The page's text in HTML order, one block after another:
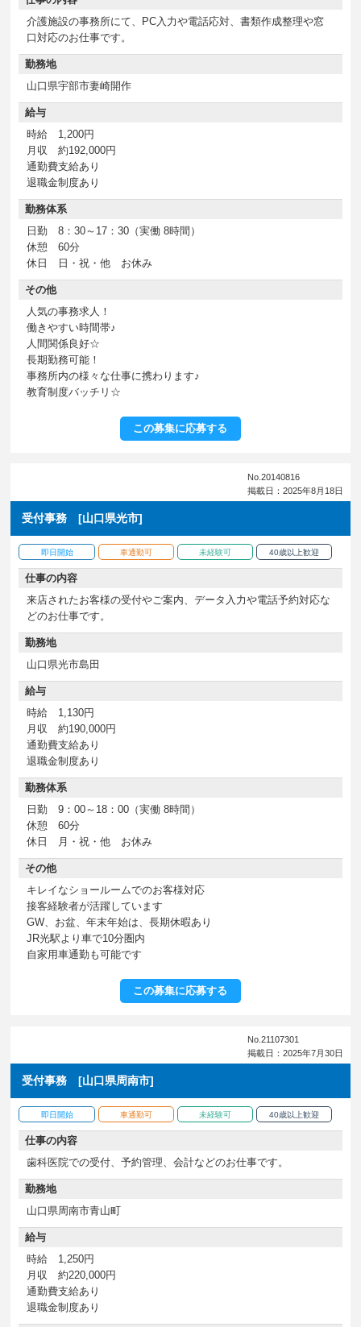
介護施設の事務所にて、PC入力や電話応対、書類作成整理や窓
口対応のお仕事です。
勤務地
山口県宇部市妻崎開作
給与
時給 1,200円
月収 約192,000円
通勤費支給あり
退職金制度あり
勤務体系
日勤 8：30～17：30（実働 8時間）
休憩 60分
休日 日・祝・他 お休み
その他
人気の事務求人！
働きやすい時間帯♪
人間関係良好☆
長期勤務可能！
事務所内の様々な仕事に携わります♪
教育制度バッチリ☆
この募集に応募する
No.20140816
掲載日：2025年8月18日
受付事務 [山口県光市]
即日開始 車通勤可 未経験可 40歳以上歓迎
仕事の内容
来店されたお客様の受付やご案内、データ入力や電話予約対応な
どのお仕事です。
勤務地
山口県光市島田
給与
時給 1,130円
月収 約190,000円
通勤費支給あり
退職金制度あり
勤務体系
日勤 9：00～18：00（実働 8時間）
休憩 60分
休日 月・祝・他 お休み
その他
キレイなショールームでのお客様対応
接客経験者が活躍しています
GW、お盆、年末年始は、長期休暇あり
JR光駅より車で10分圏内
自家用車通勤も可能です
この募集に応募する
No.21107301
掲載日：2025年7月30日
受付事務 [山口県周南市]
即日開始 車通勤可 未経験可 40歳以上歓迎
仕事の内容
歯科医院での受付、予約管理、会計などのお仕事です。
勤務地
山口県周南市青山町
給与
時給 1,250円
月収 約220,000円
通勤費支給あり
退職金制度あり